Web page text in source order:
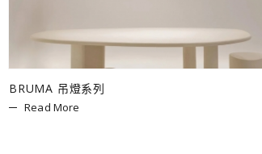
BRUMA 吊燈系列
Read More